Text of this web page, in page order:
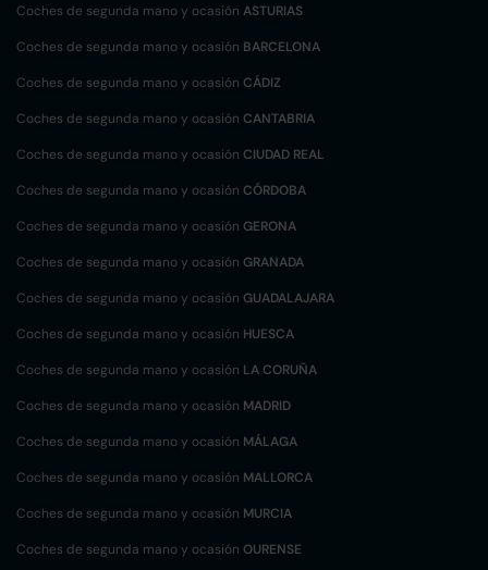
Coches de segunda mano y ocasión ASTURIAS
Coches de segunda mano y ocasión BARCELONA
Coches de segunda mano y ocasión CÁDIZ
Coches de segunda mano y ocasión CANTABRIA
Coches de segunda mano y ocasión CIUDAD REAL
Coches de segunda mano y ocasión CÓRDOBA
Coches de segunda mano y ocasión GERONA
Coches de segunda mano y ocasión GRANADA
Coches de segunda mano y ocasión GUADALAJARA
Coches de segunda mano y ocasión HUESCA
Coches de segunda mano y ocasión LA CORUÑA
Coches de segunda mano y ocasión MADRID
Coches de segunda mano y ocasión MÁLAGA
Coches de segunda mano y ocasión MALLORCA
Coches de segunda mano y ocasión MURCIA
Coches de segunda mano y ocasión OURENSE